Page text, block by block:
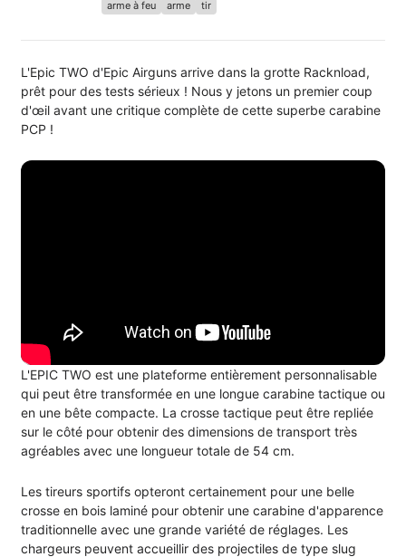
arme à feu
arme tir
L'Epic TWO d'Epic Airguns arrive dans la grotte Racknload,
prêt pour des tests sérieux ! Nous y jetons un premier coup
d'œil avant une critique complète de cette superbe carabine
PCP !
L'EPIC TWO est une plateforme entièrement personnalisable
qui peut être transformée en une longue carabine tactique ou
en une bête compacte. La crosse tactique peut être repliée
sur le côté pour obtenir des dimensions de transport très
agréables avec une longueur totale de 54 cm.
Les tireurs sportifs opteront certainement pour une belle
crosse en bois laminé pour obtenir une carabine d'apparence
traditionnelle avec une grande variété de réglages. Les
chargeurs peuvent accueillir des projectiles de type slug